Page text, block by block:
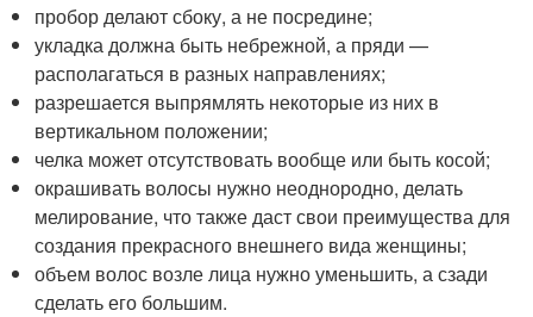
пробор делают сбоку, а не посредине;
укладка должна быть небрежной, а пряди —
располагаться в разных направлениях;
разрешается выпрямлять некоторые из них в
вертикальном положении;
челка может отсутствовать вообще или быть косой;
окрашивать волосы нужно неоднородно, делать
мелирование, что также даст свои преимущества для
создания прекрасного внешнего вида женщины;
объем волос возле лица нужно уменьшить, а сзади
сделать его большим.